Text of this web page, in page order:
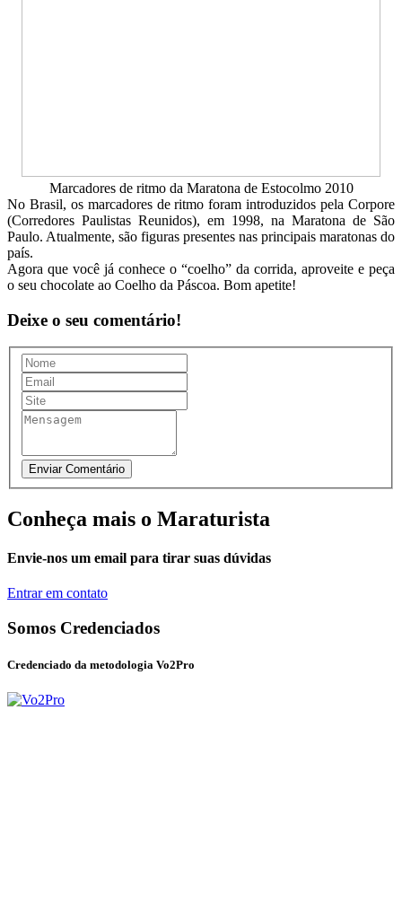
Marcadores de ritmo da Maratona de Estocolmo 2010
No Brasil, os marcadores de ritmo foram introduzidos pela Corpore
(Corredores Paulistas Reunidos), em 1998, na Maratona de São
Paulo. Atualmente, são figuras presentes nas principais maratonas do
país.
Agora que você já conhece o “coelho” da corrida, aproveite e peça
o seu chocolate ao Coelho da Páscoa. Bom apetite!
Deixe o seu comentário!
Conheça mais o Maraturista
Envie-nos um email para tirar suas dúvidas
Entrar em contato
Somos Credenciados
Credenciado da metodologia Vo2Pro